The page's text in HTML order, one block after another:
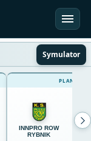
Symulator
INNPRO ROW
RYBNIK
0